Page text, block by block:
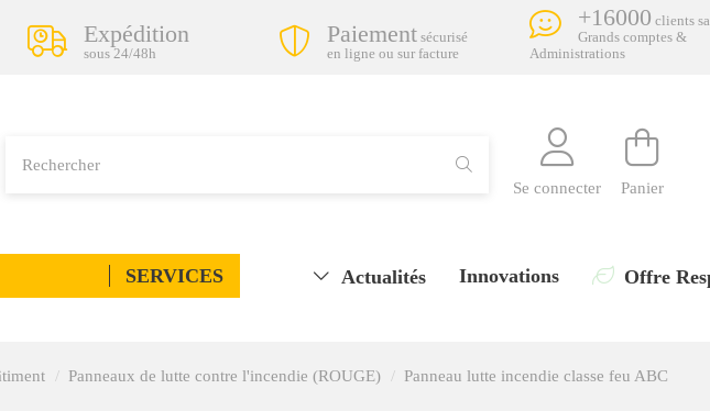
Expédition
sous 24/48h
Paiement sécurisé
en ligne ou sur facture
+16000 clients
Grands comptes &
Administrations
Se connecter Panier
SERVICES Offre
Innovations
Actualités
Panneaux de lutte contre l'incendie (ROUGE) Panneau lutte incendie classe feu ABC